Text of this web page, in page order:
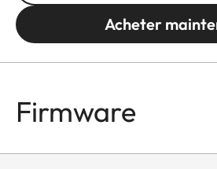
Acheter
Firmware